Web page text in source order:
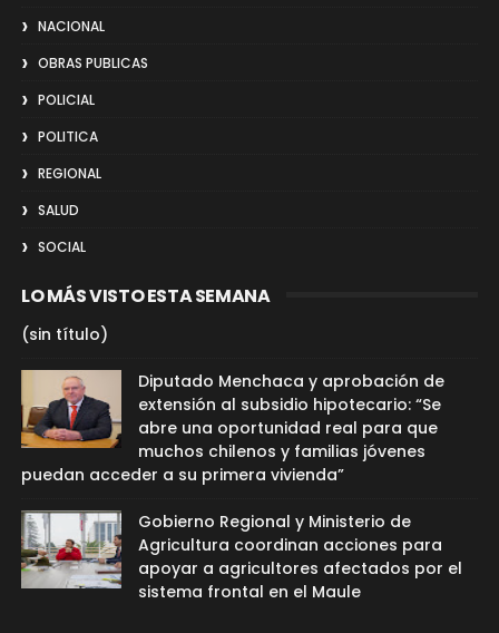
NACIONAL
OBRAS PUBLICAS
POLICIAL
POLITICA
REGIONAL
SALUD
SOCIAL
LO MÁS VISTO ESTA SEMANA
(sin título)
Diputado Menchaca y aprobación de
extensión al subsidio hipotecario: “Se
abre una oportunidad real para que
muchos chilenos y familias jóvenes
puedan acceder a su primera vivienda”
Gobierno Regional y Ministerio de
Agricultura coordinan acciones para
apoyar a agricultores afectados por el
sistema frontal en el Maule